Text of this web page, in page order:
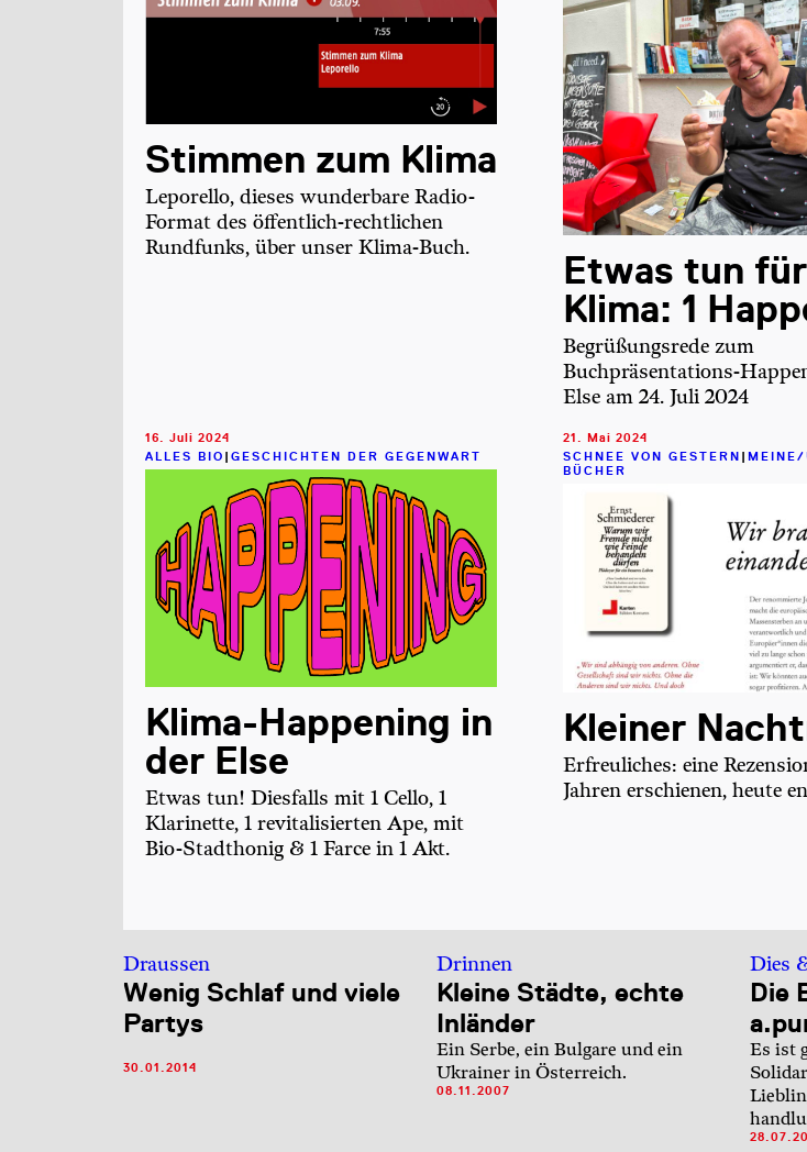
Stimmen zum Klima
Leporello, dieses wunderbare Radio-
Format des öffentlich-rechtlichen
Rundfunks, über unser Klima-Buch.
Etwas tun
Klima: 1
Begrüßungsrede zum
Buchpräsentations-
Else am 24. Juli 2024
16. Juli 2024
ALLES BIO
GESCHICHTEN DER GEGENWART
Klima-Happening in
der Else
Etwas tun! Diesfalls mit 1 Cello, 1
Klarinette, 1 revitalisierten Ape, mit
Bio-Stadthonig & 1 Farce in 1 Akt.
21. Mai 2024
SCHNEE VON GESTERN
MEINE/
BÜCHER
Kleiner
Erfreuliches: eine
Jahren erschienen, heute
Draussen
Wenig Schlaf und viele
Partys
30.01.2014
Drinnen
Kleine Städte, echte
Inländer
Ein Serbe, ein Bulgare und ein
Ukrainer in Österreich.
08.11.2007
Dies
Die
Es ist